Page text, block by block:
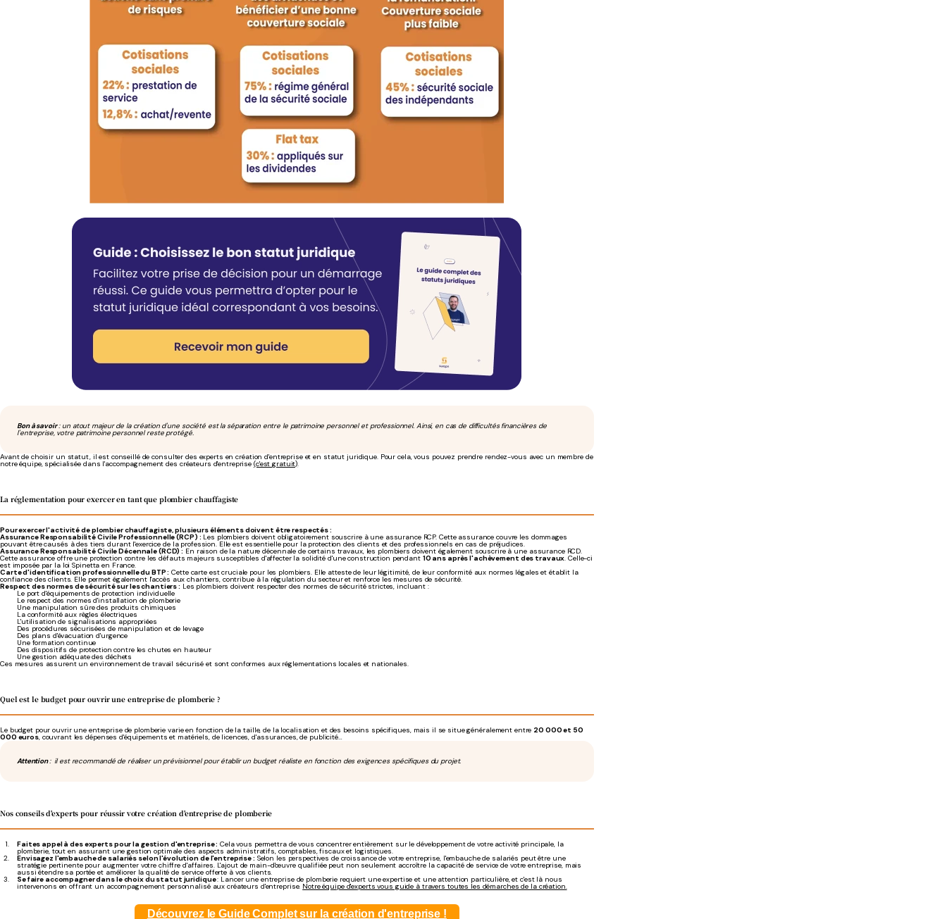
Bon à savoir: un atout majeur de la création d'une société est la séparation entre le patrimoine personnel et professionnel. Ainsi, en cas de difficultés financières de
l'entreprise, votre patrimoine personnel reste protégé.
Avant de choisir un statut, il est conseillé de consulter des experts en création d'entreprise et en statut juridique. Pour cela, vous pouvez prendre rendez-vous avec un membre de
notre équipe, spécialisée dans l'accompagnement des créateurs d'entreprise(c'est gratuit).
La réglementation pour exercer en tant que plombier chauffagiste
Pour exercer l'activité de plombier chauffagiste, plusieurs éléments doivent être respectés :
Assurance Responsabilité Civile Professionnelle (RCP) : Les plombiers doivent obligatoirement souscrire à une assurance RCP. Cette assurance couvre les dommages
pouvant être causés à des tiers durant l'exercice de la profession. Elle est essentielle pour la protection des clients et des professionnels en cas de préjudices.
Assurance Responsabilité Civile Décennale (RCD) : En raison de la nature décennale de certains travaux, les plombiers doivent également souscrire à une assurance RCD.
Cette assurance offre une protection contre les défauts majeurs susceptibles d'affecter la solidité d'une construction pendant 10 ans après l'achèvement des travaux. Celle-ci
est imposée par la loi Spinetta en France.
Carte d'identification professionnelle du BTP : Cette carte est cruciale pour les plombiers. Elle atteste de leur légitimité, de leur conformité aux normes légales et établit la
confiance des clients. Elle permet également l'accès aux chantiers, contribue à la régulation du secteur et renforce les mesures de sécurité.
Respect des normes de sécurité sur les chantiers : Les plombiers doivent respecter des normes de sécurité strictes, incluant :
Le port d'équipements de protection individuelle
Le respect des normes d'installation de plomberie
Une manipulation sûre des produits chimiques
La conformité aux règles électriques
L'utilisation de signalisations appropriées
Des procédures sécurisées de manipulation et de levage
Des plans d'évacuation d'urgence
Une formation continue
Des dispositifs de protection contre les chutes en hauteur
Une gestion adéquate des déchets
Ces mesures assurent un environnement de travail sécurisé et sont conformes aux réglementations locales et nationales.
Quel est le budgetpourouvrirune entreprise deplomberie ?
Le budget pour ouvrir une entreprise de plomberie varie en fonction de la taille, de la localisation et des besoins spécifiques, mais il se situe généralement entre 20 000 et 50
000 euros, couvrant les dépenses d'équipements et matériels, de licences, d'assurances, de publicité…
Attention: il est recommandé de réaliser un prévisionnel pour établir un budget réaliste en fonction des exigences spécifiques du projet.
Nos conseils d'experts pour réussir votre création d'entreprise de plomberie
Faites appel à des experts pour la gestion d'entreprise : Cela vous permettra de vous concentrer entièrement sur le développement de votre activité principale, la
plomberie, tout en assurant une gestion optimale des aspects administratifs, comptables, fiscaux et logistiques.
Envisagez l'embauche de salariés selon l'évolution de l'entreprise : Selon les perspectives de croissance de votre entreprise, l'embauche de salariés peut être une
stratégie pertinente pour augmenter votre chiffre d'affaires. L'ajout de main-d'œuvre qualifiée peut non seulement accroître la capacité de service de votre entreprise, mais
aussi étendre sa portée et améliorer la qualité de service offerte à vos clients.
Se faire accompagner dans le choix du statut juridique: Lancer une entreprise de plomberie requiert une expertise et une attention particulière, et c'est là nous
intervenons en offrant un accompagnement personnalisé aux créateurs d'entreprise. Notre équipe d'experts vous guide à travers toutes les démarches de la création.
Découvrez le Guide Complet sur la création d'entreprise !